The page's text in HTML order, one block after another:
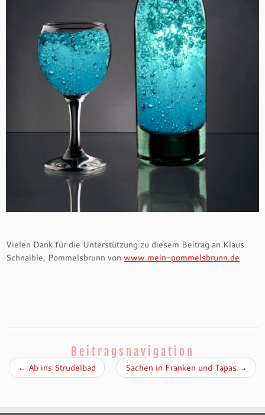
Vielen Dank für die Unterstützung zu diesem Beitrag an Klaus
Schnaible, Pommelsbrunn von www.mein-pommelsbrunn.de
Beitragsnavigation
← Ab ins Strudelbad Sachen in Franken und Tapas →